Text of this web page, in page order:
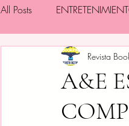
All Posts
NEGOCIOS/
A&E
Revista